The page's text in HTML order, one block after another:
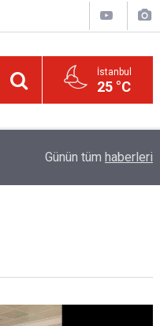
İstanbul
25 °C
Türkiye, Suudi Arabistan ve
Günün tüm haberleri